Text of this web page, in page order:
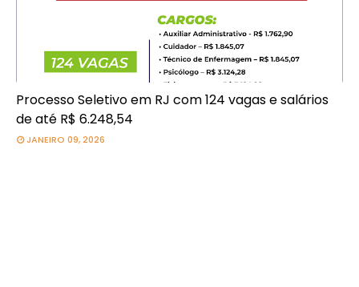
Processo Seletivo em RJ com 124 vagas e salários
de até R$ 6.248,54
JANEIRO 09, 2026